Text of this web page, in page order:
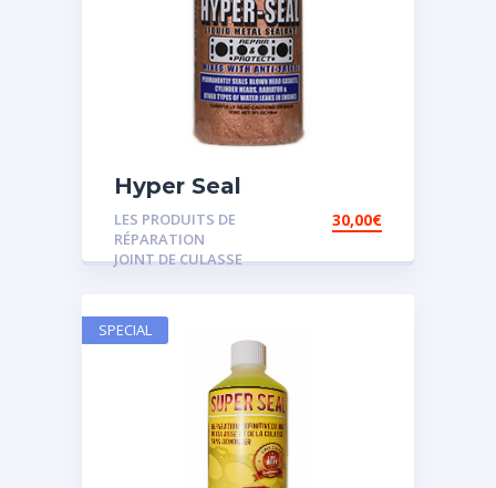
Hyper Seal
LES PRODUITS DE
RÉPARATION
JOINT DE CULASSE
30,00€
SPECIAL